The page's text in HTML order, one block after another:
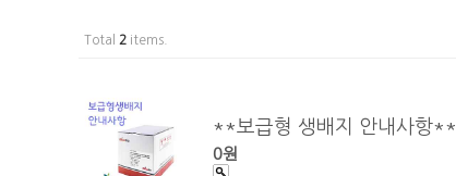
Total 2 items.
**보급형 생배지 안내사항**
0원